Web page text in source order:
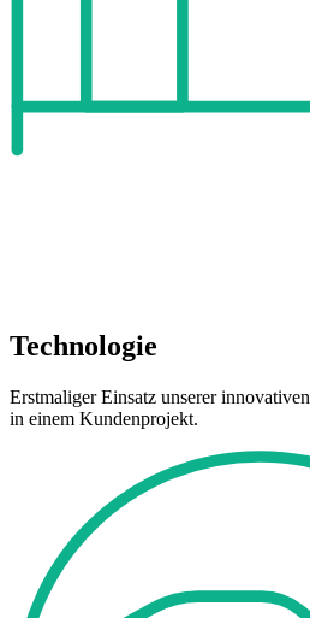
Technologie
Erstmaliger Einsatz unserer
in einem Kundenprojekt.